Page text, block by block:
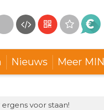
Nieuws Meer
voor staan!